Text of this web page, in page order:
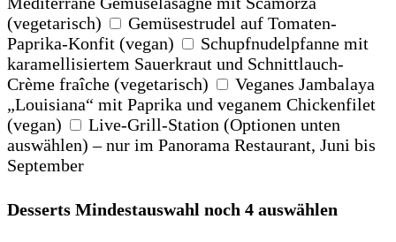
(vegetarisch)
Gemüsestrudel auf Tomaten-
Paprika-Konfit (vegan)
Schupfnudelpfanne mit
karamellisiertem Sauerkraut und Schnittlauch-
Crème fraîche (vegetarisch)
Veganes Jambalaya
„Louisiana“ mit Paprika und veganem Chickenfilet
(vegan)
Live-Grill-Station (Optionen unten
auswählen) – nur im Panorama Restaurant, Juni bis
September
Desserts Mindestauswahl noch 4 auswählen